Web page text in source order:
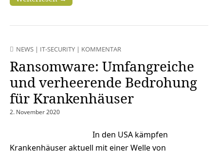
NEWS | IT-SECURITY | KOMMENTAR
Ransomware: Umfangreiche
und verheerende Bedrohung
für Krankenhäuser
2. November 2020
In den USA kämpfen
Krankenhäuser aktuell mit einer Welle von